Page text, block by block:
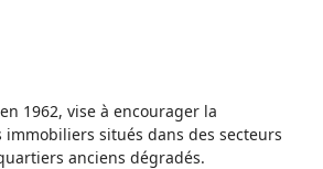
1962, vise à encourager la
situés dans des secteurs
anciens dégradés.